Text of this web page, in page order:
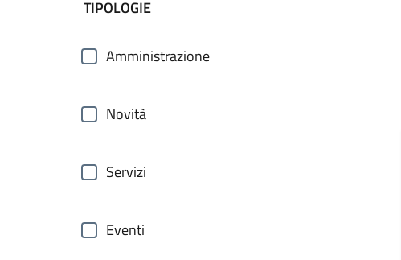
filtri da applicare
TIPOLOGIE
Amministrazione
Novità
Servizi
Eventi